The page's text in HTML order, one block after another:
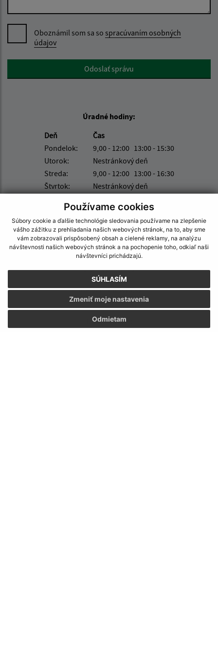
Používame cookies
Súbory cookie a ďalšie technológie sledovania používame na zlepšenie
vášho zážitku z prehliadania našich webových stránok, na to, aby sme
vám zobrazovali prispôsobený obsah a cielené reklamy, na analýzu
návštevnosti našich webových stránok a na pochopenie toho, odkiaľ naši
návštevníci prichádzajú.
SÚHLASÍM
Odmietam
Zmeniť moje nastavenia
Oboznámil som sa so spracúvaním osobných
údajov
Google reCaptcha ResponseOdoslať správu
Úradné hodiny:
Deň
Čas
Pondelok:
9,00 - 12:00 13:00 - 15:30
Utorok:
Nestránkový deň
Streda:
9,00 - 12:00 13:00 - 16:30
Štvrtok:
Nestránkový deň
Kontakt:
Obec (Modrovka)
Obecný úrad (Modrovka)
Modrovka 35
916 35 Modrová
obec@modrovka.sk
+421 901 710 551
IČO: 00687243